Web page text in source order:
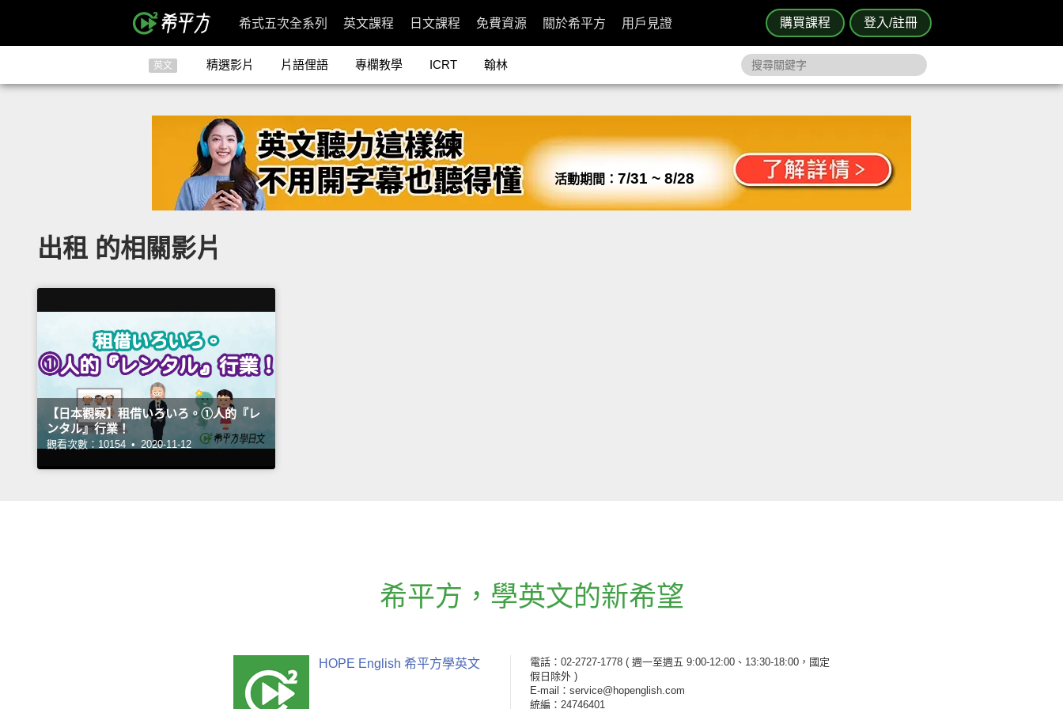
購買課程 登入/註冊
希式五次全系列 英文課程 日文課程 免費資源 關於希平方 用戶見證
英文 精選影片 片語俚語 專欄教學 ICRT 翰林
活動期間： 7/31 ~ 8/28
出租 的相關影片
【日本觀察】租借いろいろ。①人的『レ
ンタル』行業！
觀看次數：10154 • 2020-11-12
希平方 ， 學英文的新希望
HOPE English 希平方學英文 電話：02-2727-1778 ( 週一至週五 9:00-12:00、13:30-18:00，國定
假日除外 )
E-mail：service@hopenglish.com
統編：24746401